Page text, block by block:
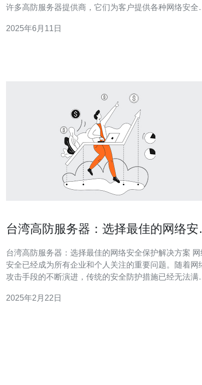
许多高防服务器提供商，它们为客户提供各种网络安全
商在台湾的服务内容主要包括：DDoS防护、防火墙、安
2025年6月11日
台湾高防服务器：选择最佳的网络安
台湾高防服务器：选择最佳的网络安全保护解决方案 网络
安全已经成为所有企业和个人关注的重要问题。随着网
攻击手段的不断演进，传统的安全防护措施已经无法满
保护解决方案，正在受到越来越多人的青睐。本文将介绍
2025年2月22日